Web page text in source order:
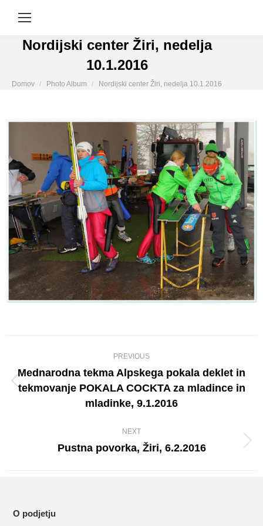
Nordijski center Žiri, nedelja
10.1.2016
You are here:
Domov Photo Album Nordijski center Žiri, nedelja 10.1.2016
navigation
PREVIOUS
Previous
album:
Mednarodna tekma Alpskega pokala deklet in
tekmovanje POKALA COCKTA za mladince in
mladinke, 9.1.2016
NEXT
Next
Pustna povorka, Žiri, 6.2.2016
O podjetju